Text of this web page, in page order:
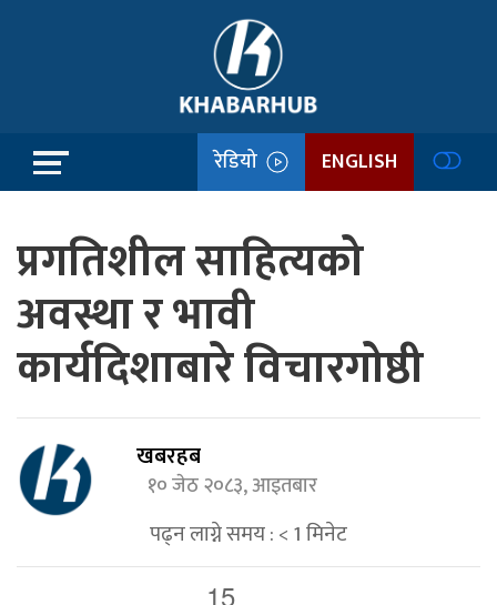
रेडियो ENGLISH
प्रगतिशील साहित्यको
अवस्था र भावी
कार्यदिशाबारे विचारगोष्ठी
खबरहब
१० जेठ २०८३, आइतबार
पढ्न लाग्ने समय :< 1मिनेट
15